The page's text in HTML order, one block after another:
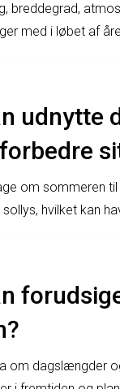
breddegrad,
med i løbet af
udnytte
om sommeren
hvilket kan
om dagslængder